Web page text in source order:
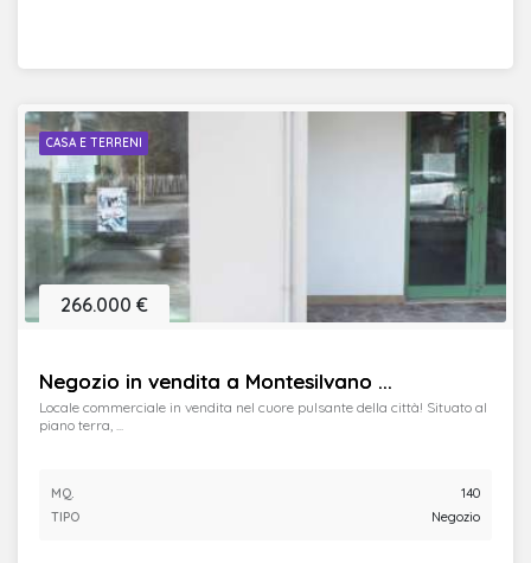
CASA E TERRENI
Negozio in vendita a Montesilvano ...
266.000 €
Locale commerciale in vendita nel cuore pulsante della città! Situato al
piano terra, ...
MQ.
140
TIPO
Negozio